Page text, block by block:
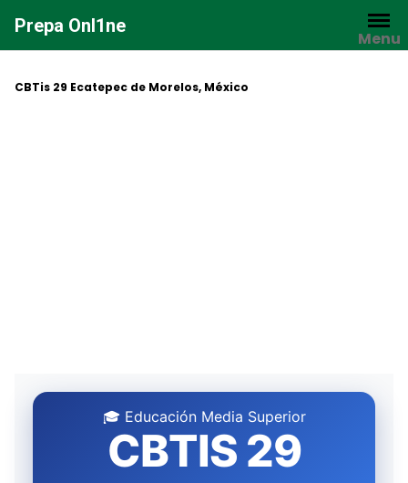
contenido
Prepa Onl1ne
Menu
CBTis 29 Ecatepec de Morelos, México
🎓 Educación Media Superior
CBTIS 29